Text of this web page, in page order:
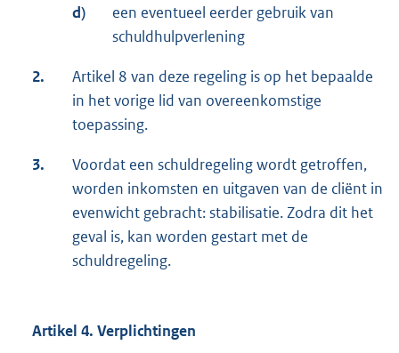
d)
een eventueel eerder gebruik van
schuldhulpverlening
2.
Artikel 8 van deze regeling is op het bepaalde
in het vorige lid van overeenkomstige
toepassing.
3.
Voordat een schuldregeling wordt getroffen,
worden inkomsten en uitgaven van de cliënt in
evenwicht gebracht: stabilisatie. Zodra dit het
geval is, kan worden gestart met de
schuldregeling.
Artikel 4. Verplichtingen